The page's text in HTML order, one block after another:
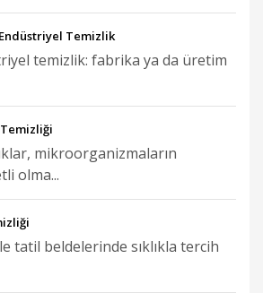
Temizlik
temizlik: fabrika ya da üretim
mikroorganizmaların
olma...
tatil beldelerinde sıklıkla tercih